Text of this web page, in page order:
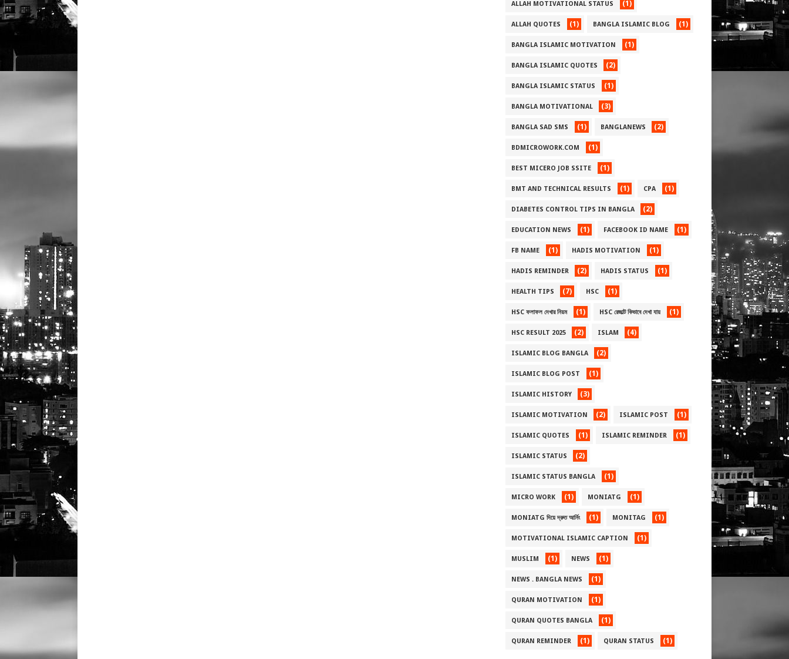
ALLAH MOTIVATIONAL STATUS (1)
ALLAH QUOTES (1) BANGLA ISLAMIC BLOG (1)
BANGLA ISLAMIC MOTIVATION (1)
BANGLA ISLAMIC QUOTES (2)
BANGLA ISLAMIC STATUS (1)
BANGLA MOTIVATIONAL (3)
BANGLA SAD SMS (1) BANGLANEWS (2)
BDMICROWORK.COM (1)
BEST MICERO JOB SSITE (1)
BMT AND TECHNICAL RESULTS (1) CPA (1)
DIABETES CONTROL TIPS IN BANGLA (2)
EDUCATION NEWS (1) FACEBOOK ID NAME (1)
FB NAME (1) HADIS MOTIVATION (1)
HADIS REMINDER (2) HADIS STATUS (1)
HEALTH TIPS (7) HSC (1)
HSC ফলাফল দেখার নিয়ম (1) HSC রেজাল্ট কিভাবে দেখা যায় (1)
HSC RESULT 2025 (2) ISLAM (4)
ISLAMIC BLOG BANGLA (2)
ISLAMIC BLOG POST (1)
ISLAMIC HISTORY (3)
ISLAMIC MOTIVATION (2) ISLAMIC POST (1)
ISLAMIC QUOTES (1) ISLAMIC REMINDER (1)
ISLAMIC STATUS (2)
ISLAMIC STATUS BANGLA (1)
MICRO WORK (1) MONIATG (1)
MONIATG দিয়ে দ্রুত আর্নিং (1) MONITAG (1)
MOTIVATIONAL ISLAMIC CAPTION (1)
MUSLIM (1) NEWS (1)
NEWS . BANGLA NEWS (1)
QURAN MOTIVATION (1)
QURAN QUOTES BANGLA (1)
QURAN REMINDER (1) QURAN STATUS (1)